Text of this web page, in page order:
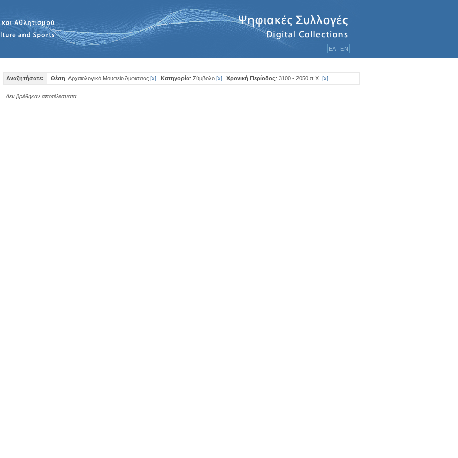
ΕΛ ΕΝ
Αναζητήσατε: Θέση: Αρχαιολογικό Μουσείο Άμφισσας [x] Κατηγορία: Σύμβολο [x] Χρονική Περίοδος: 3100 - 2050 π.Χ. [x]
Δεν βρέθηκαν αποτέλεσματα.